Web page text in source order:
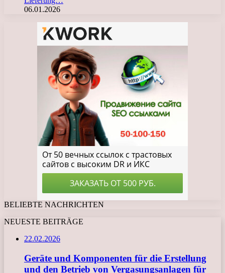
06.01.2026
BELIEBTE NACHRICHTEN
NEUESTE BEITRÄGE
22.02.2026
Geräte und Komponenten für die Erstellung
und den Betrieb von Vergasungsanlagen für